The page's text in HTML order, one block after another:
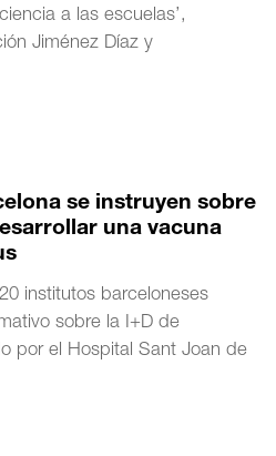
a las escuelas’,
Jiménez Díaz y
se instruyen sobre
una vacuna
institutos barceloneses
sobre la I+D de
por el Hospital Sant Joan de